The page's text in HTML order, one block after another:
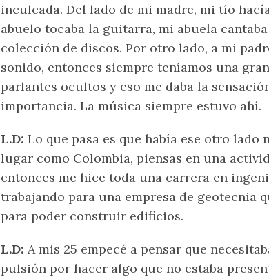
inculcada. Del lado de mi madre, mi tío
abuelo tocaba la guitarra, mi abuela
colección de discos. Por otro lado, a mi
sonido, entonces siempre teníamos una
parlantes ocultos y eso me daba la
importancia. La música siempre estuvo ahí.
L.D: Lo que pasa es que había ese otro
lugar como Colombia, piensas en una
entonces me hice toda una carrera en
trabajando para una empresa de geotecnia
para poder construir edificios.
L.D: A mis 25 empecé a pensar que
pulsión por hacer algo que no estaba